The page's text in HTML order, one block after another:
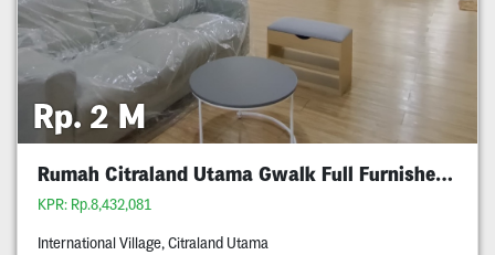
Rp. 2 M
Rumah Citraland Utama Gwalk Full Furnished Murah
KPR: Rp.8,432,081
International Village, Citraland Utama